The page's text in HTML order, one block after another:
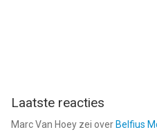
Laatste reacties
Marc Van Hoey zei over Belfius